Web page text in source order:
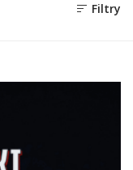
Filtry